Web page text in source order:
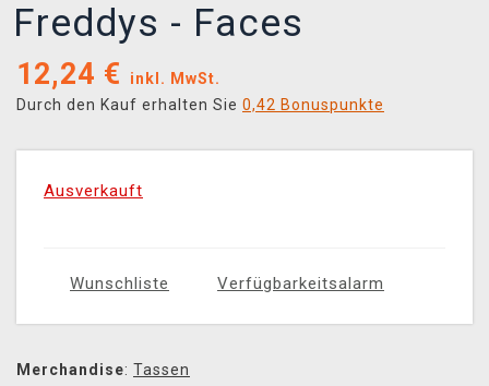
Freddys - Faces
12,24 €
inkl. MwSt.
Durch den Kauf erhalten Sie 0,42 Bonuspunkte
Ausverkauft
Wunschliste Verfügbarkeitsalarm
Merchandise: Tassen